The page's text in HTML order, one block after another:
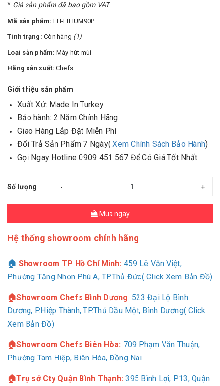
* Giá sản phẩm đã bao gồm VAT
Mã sản phẩm:EH-LILIUM90P
Tình trạng: Còn hàng (1)
Loại sản phẩm: Máy hút mùi
Hãng sản xuất: Chefs
Giới thiệu sản phẩm
Xuất Xứ: Made In Turkey
Bảo hành: 2 Năm Chính Hãng
Giao Hàng Lắp Đặt Miễn Phí
Đổi Trả Sản Phẩm 7 Ngày(Xem Chính Sách Bảo Hành)
Gọi Ngay Hotline 0909 451 567 Để Có Giá Tốt Nhất
Số lượng - +
Mua ngay
Hệ thống showroom chính hãng
🏠 Showroom TP Hồ Chí Minh: 459 Lê Văn Việt,
Phường Tăng Nhơn Phú A, TP.Thủ Đức( Click Xem Bản Đồ)
🏠Showroom Chefs Bình Dương: 523 Đại Lộ Bình
Dương, P.Hiệp Thành, TP.Thủ Dầu Một, Bình Dương( Click
Xem Bản Đồ)
🏠Showroom Chefs Biên Hòa: 709 Phạm Văn Thuận,
Phường Tam Hiệp, Biên Hòa, Đồng Nai
🏠Trụ sở Cty Quận Bình Thạnh:395 Bình Lợi, P13, Quận